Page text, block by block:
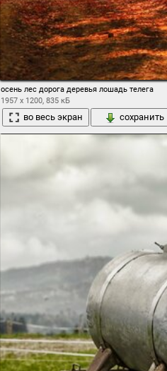
осень лес дорога деревья лошадь телега
1957 x 1200, 835 кБ
во весь экран сохранить